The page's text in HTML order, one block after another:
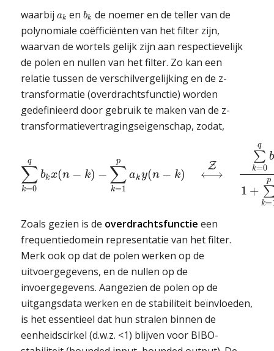
waarbij ak en bk de noemer en de teller van de
polynomiale coëfficiënten van het filter zijn,
waarvan de wortels gelijk zijn aan respectievelijk
de polen en nullen van het filter. Zo kan een
relatie tussen de verschilvergelijking en de z-
transformatie (overdrachtsfunctie) worden
gedefinieerd door gebruik te maken van de z-
transformatievertragingseigenschap, zodat,
∑
k=0
q
bkx(n − k) − ∑
k=1
p
aky(n − k) ⟷
Z
∑
k=0
q
1 +
k=
p
Zoals gezien is de overdrachtsfunctie een
frequentiedomein representatie van het filter.
Merk ook op dat de polen werken op de
uitvoergegevens, en de nullen op de
invoergegevens. Aangezien de polen op de
uitgangsdata werken en de stabiliteit beïnvloeden,
is het essentieel dat hun stralen binnen de
eenheidscirkel (d.w.z. <1) blijven voor BIBO-